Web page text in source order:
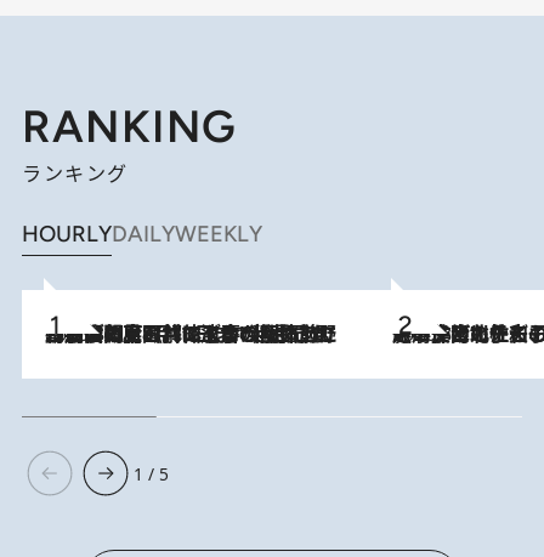
RANKING
ランキング
HOURLYDAILYWEEKLY
2026.8.8
「最後に見られてよかった」上野動物園の東園パンダ舎が解体前に特別公開。8月16日まで延長されたパネル展と共に辿る“半世紀”のパンダ飼育《解体工事の図面あり》 2026.8.3
《「文士の子ども被害者の会」発足！》阿川佐和子（72）が語る遠藤周作に北杜夫、劇作家・矢代静一の子どもたちの“文豪プライベート事件簿”
1 / 5